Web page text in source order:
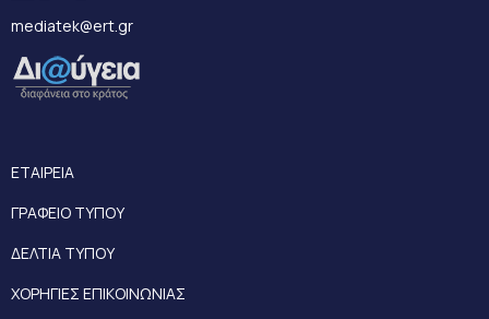
mediatek@ert.gr
ΕΤΑΙΡΕΙΑ
ΓΡΑΦΕΙΟ ΤΥΠΟΥ
ΔΕΛΤΙΑ ΤΥΠΟΥ
ΧΟΡΗΓΙΕΣ ΕΠΙΚΟΙΝΩΝΙΑΣ